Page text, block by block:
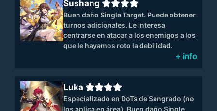
Sushang
Buen daño Single Target. Puede obtener
turnos adicionales. Le interesa
centrarse en atacar a los enemigos a los
que le hayamos roto la debilidad.
+ info
Luka
Especializado en DoTs de Sangrado (no
los aplica en área). Buen daño Single